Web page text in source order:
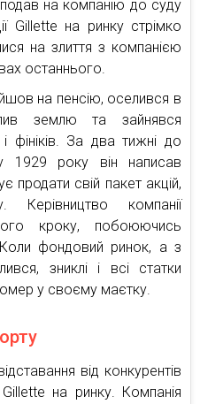
на компанію до суду
Gillette на ринку стрімко
на злиття з компанією
останнього.
на пенсію, оселився в
землю та зайнявся
фініків. За два тижні до
1929 року він написав
продати свій пакет акцій,
Керівництво компанії
кроку, побоюючись
фондовий ринок, а з
зниклі і всі статки
у своєму маєтку.
від конкурентів
на ринку. Компанія